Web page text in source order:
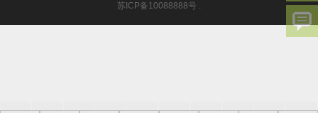
苏ICP备10088888号 .